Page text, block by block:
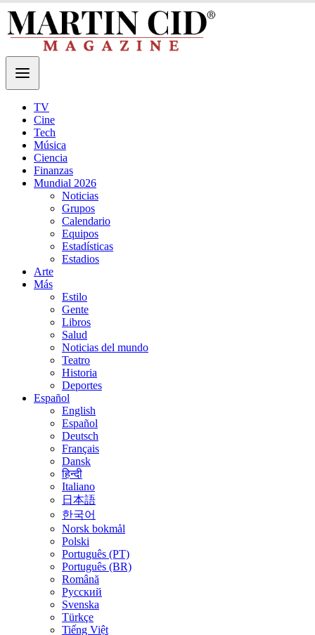
TV
Cine
Tech
Música
Ciencia
Finanzas
Mundial 2026
Noticias
Grupos
Calendario
Equipos
Estadísticas
Estadios
Arte
Más
Estilo
Gente
Libros
Salud
Noticias del mundo
Teatro
Historia
Deportes
Español
English
Español
Deutsch
Français
Dansk
हिन्दी
Italiano
日本語
한국어
Norsk bokmål
Polski
Português (PT)
Português (BR)
Română
Русский
Svenska
Türkçe
Tiếng Việt